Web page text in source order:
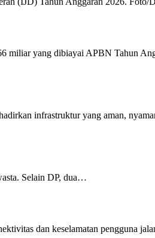
miliar yang dibiayai APBN Tahun
infrastruktur yang aman,
Selain DP, dua…
dan keselamatan pengguna